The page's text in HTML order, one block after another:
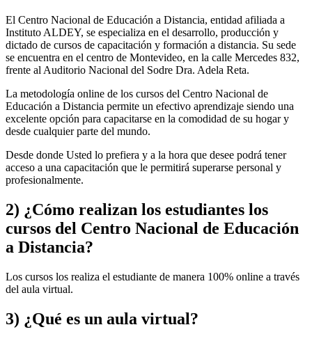
El Centro Nacional de Educación a Distancia, entidad afiliada a
Instituto ALDEY, se especializa en el desarrollo, producción y
dictado de cursos de capacitación y formación a distancia. Su sede
se encuentra en el centro de Montevideo, en la calle Mercedes 832,
frente al Auditorio Nacional del Sodre Dra. Adela Reta.
La metodología online de los cursos del Centro Nacional de
Educación a Distancia permite un efectivo aprendizaje siendo una
excelente opción para capacitarse en la comodidad de su hogar y
desde cualquier parte del mundo.
Desde donde Usted lo prefiera y a la hora que desee podrá tener
acceso a una capacitación que le permitirá superarse personal y
profesionalmente.
2) ¿Cómo realizan los estudiantes los
cursos del Centro Nacional de Educación
a Distancia?
Los cursos los realiza el estudiante de manera 100% online a través
del aula virtual.
3) ¿Qué es un aula virtual?